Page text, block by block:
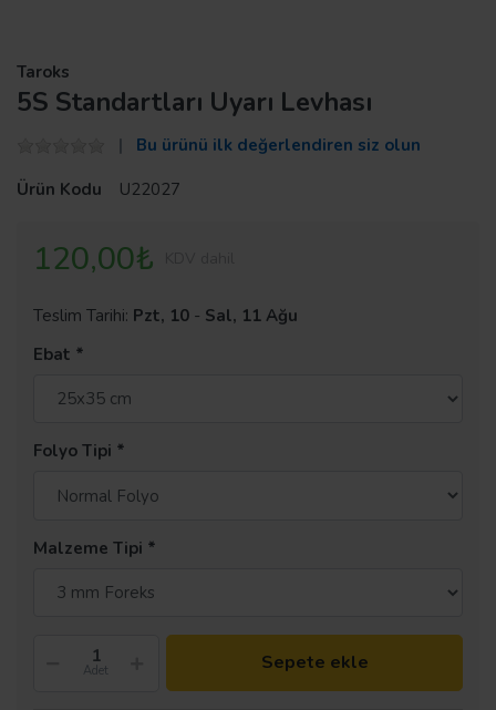
Taroks
5S Standartları Uyarı Levhası
Bu ürünü ilk değerlendiren siz olun
Ürün Kodu
U22027
120,00₺
Teslim Tarihi: Pzt, 10 - Sal, 11 Ağu
Ebat
Folyo Tipi
Malzeme Tipi
Adet Sepete ekle